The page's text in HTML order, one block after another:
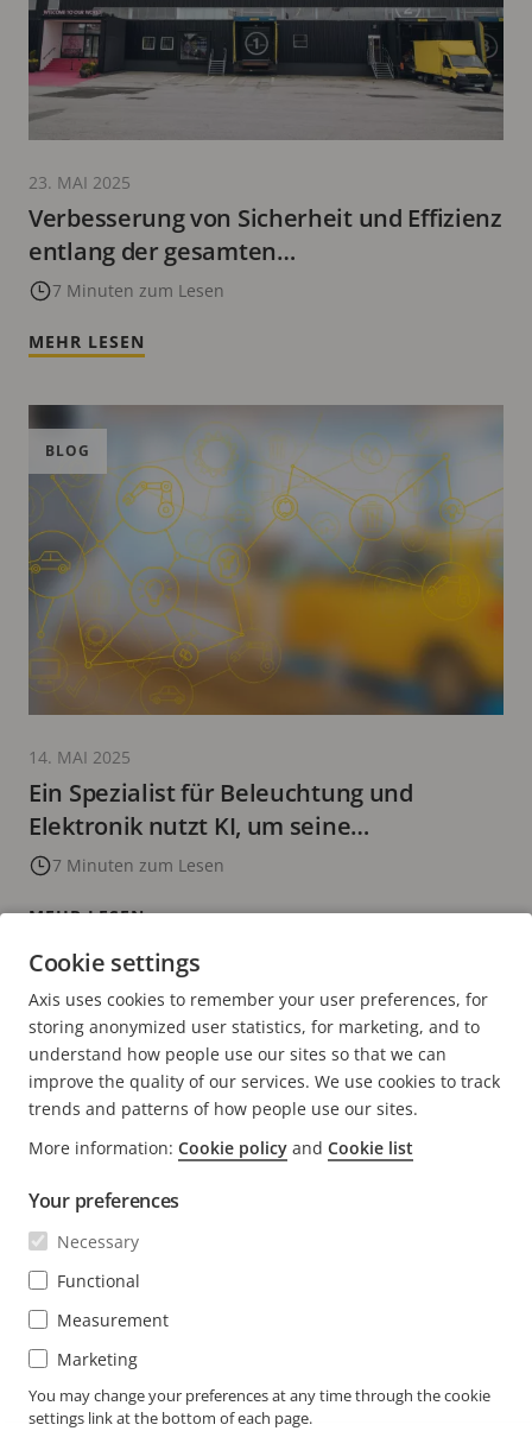
Verbesserung von Sicherheit und Effizienz
entlang der gesamten
Wertschöpfungskette im Einzelhandel
7 Minuten zum Lesen
23. MAI 2025
MEHR LESEN
Ein Spezialist für Beleuchtung und
Elektronik nutzt KI, um seine
Montagelinien zu optimieren
7 Minuten zum Lesen
BLOG
14. MAI 2025
MEHR LESEN
AKTUELLE
SEITE
1 PAGE
2 PAGE
3
NÄCHSTE
SEITE
>
Kontaktieren Sie uns
Experience Center
NEWS & STORYS
Life at Axis
Engineering at Axis
ABONNIEREN
Newsletter abonnieren
Abonnieren Sie die E-Mails mit
Sicherheitsbenachrichtigungen von Axis
SWITZERLAND / DEUTSCH NEWSROOM
Cookie settings
Axis uses cookies to remember your user preferences, for
storing anonymized user statistics, for marketing, and to
understand how people use our sites so that we can
improve the quality of our services. We use cookies to track
trends and patterns of how people use our sites.
More information: Cookie policy and Cookie list
Your preferences
Necessary
Functional
Measurement
Marketing
You may change your preferences at any time through the cookie
settings link at the bottom of each page.